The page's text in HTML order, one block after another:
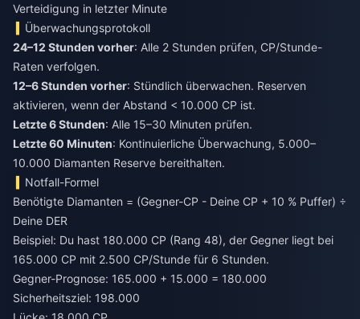
Verteidigung in letzter Minute
Überwachungsprotokoll
24–12 Stunden vorher: Alle 2 Stunden prüfen, CP/Stunde-
Raten verfolgen.
12–6 Stunden vorher: Stündlich überwachen. Reserven
aktivieren, wenn der Abstand < 10.000 CP ist.
Letzte 6 Stunden: Alle 15–30 Minuten prüfen.
Letzte 60 Minuten: Kontinuierliche Überwachung, 5.000–
10.000 Diamanten Reserve bereithalten.
Notfall-Formel
Benötigte Diamanten = (Gegner-CP - Deine CP + 10 % Puffer) ÷
Deine DER
Beispiel: Du hast 180.000 CP (Rang 48), der Gegner liegt bei
165.000 CP mit 2.500 CP/Stunde für 6 Stunden.
Gegner-Prognose: 165.000 + 15.000 = 180.000
Sicherheitsziel: 198.000